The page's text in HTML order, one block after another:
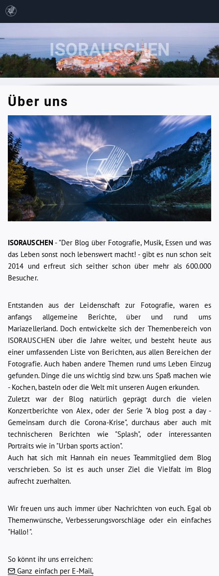
Über uns
ISORAUSCHEN - "Der Blog über Fotografie, Musik, Essen und was
das Leben sonst noch lebenswert macht! - gibt es nun schon seit
2014 und erfreut sich seither schon über mehr als 600.000
Besucher.
Entstanden aus der Leidenschaft zur Fotografie, waren es
anfangs allgemeine Berichte, über und rund ums
Mariazellerland. Doch entwickelte sich der Themenbereich von
ISORAUSCHEN über die Jahre weiter, und besteht heute aus
einer umfassenden Liste von Berichten, aus allen Bereichen der
Fotografie. Auch haben andere Themen rund ums Leben Einzug
gefunden. Dinge die uns wichtig sind bzw. uns Spaß machen wie
- Kochen, basteln oder die Welt mit unseren Augen erkunden.
Zuletzt war der Blog natürlich geprägt durch die vielen
Konzertberichte vonAlex, oder der Serie "A blog post a day -
Gemeinsam durch die Corona-Krise", durchaus aber auch mit
technischeren Berichten wie "Splash", oder interessanten
Portraits wie in "Urban sports action".
Auch hat sich mit Hannahein neues Teammitglied dem Blog
verschrieben. So ist es auch unser Ziel die Vielfalt im Blog
aufrecht zuerhalten.
Wir freuen uns auch immer über Nachrichten von euch. Egal ob
Themenwünsche, Verbesserungsvorschläge oder ein einfaches
"Hallo!".
So könnt ihr uns erreichen:
Ganz einfach per E-Mail,